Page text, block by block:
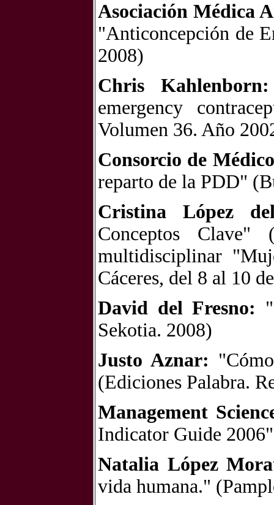
Asociación Médica
"Anticoncepción de
2008)
Chris Kahlenborn:
emergency
Volumen 36. Año
Consorcio de
reparto de la PDD"
Cristina López
Conceptos Clave"
multidisciplinar
Cáceres, del 8 al 10
David del Fresno:
Sekotia. 2008)
Justo Aznar:
(Ediciones Palabra.
Management
Indicator Guide
Natalia López
vida humana."